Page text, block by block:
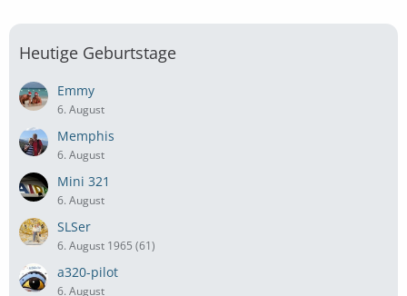
Heutige Geburtstage
Emmy
6. August
Memphis
6. August
Mini 321
6. August
SLSer
6. August 1965 (61)
a320-pilot
6. August